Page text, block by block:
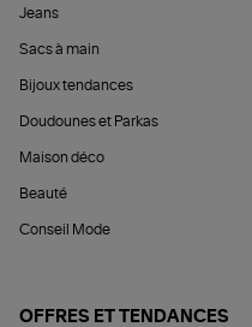
Jeans
Sacs à main
Bijoux tendances
Doudounes et Parkas
Maison déco
Beauté
Conseil Mode
OFFRES ET TENDANCES